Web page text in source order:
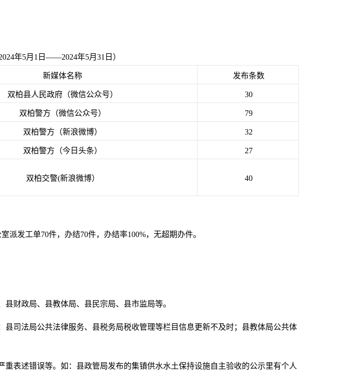
年5月1日——2024年5月31日）
新媒体名称 发布条数
双柏县人民政府（微信公众号） 30
双柏警方（微信公众号） 79
双柏警方（新浪微博） 32
双柏警方（今日头条） 27
双柏交警(新浪微博） 40
派发工单70件，办结70件，办结率100%，无超期办件。
财政局、县教体局、县民宗局、县市监局等。
司法局公共法律服务、县税务局税收管理等栏目信息更新不及时；县教体局公共体
表述错误等。如：县政管局发布的集镇供水水土保持设施自主验收的公示里有个人